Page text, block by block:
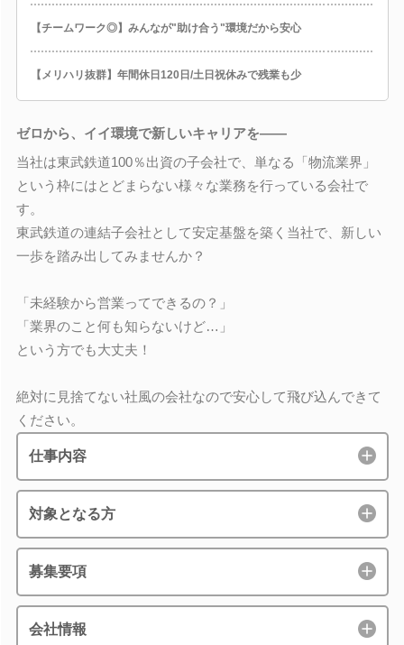
【チームワーク◎】みんなが"助け合う"環境だから安心
【メリハリ抜群】年間休日120日/土日祝休みで残業も少
ゼロから、イイ環境で新しいキャリアを――
当社は東武鉄道100％出資の子会社で、単なる「物流業界」
という枠にはとどまらない様々な業務を行っている会社で
す。
東武鉄道の連結子会社として安定基盤を築く当社で、新しい
一歩を踏み出してみませんか？
「未経験から営業ってできるの？」
「業界のこと何も知らないけど…」
という方でも大丈夫！
絶対に見捨てない社風の会社なので安心して飛び込んできて
ください。
仕事内容
対象となる方
募集要項
会社情報